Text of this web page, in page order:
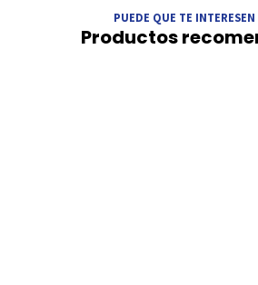
PUEDE QUE TE
Productos